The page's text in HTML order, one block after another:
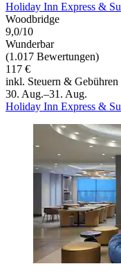
Holiday Inn Express &
Woodbridge
9,0/10
Wunderbar
(1.017 Bewertungen)
117 €
inkl. Steuern & Gebühren
30. Aug.–31. Aug.
Holiday Inn Express &